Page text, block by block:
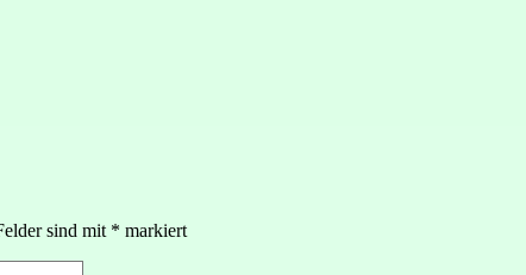
sind mit * markiert